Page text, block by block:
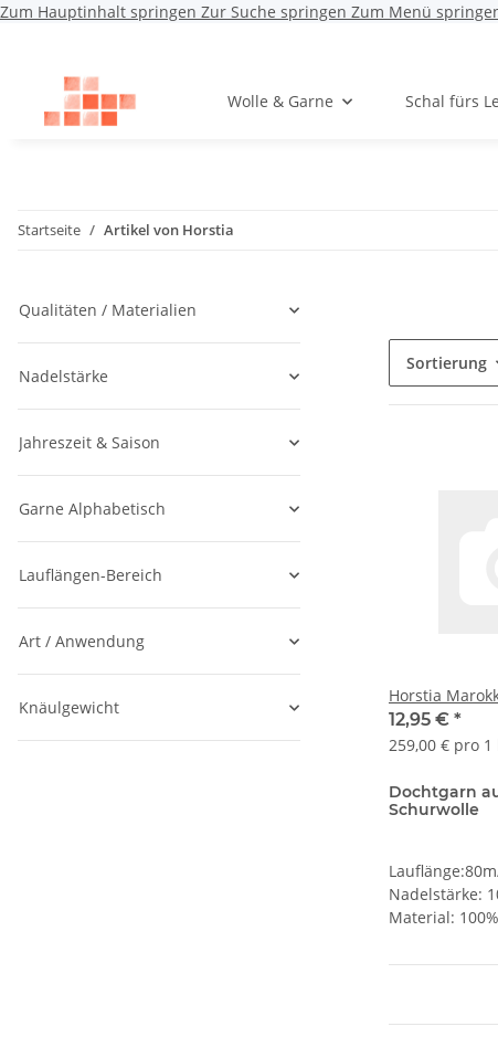
Zum Hauptinhalt springen Zur Suche springen Zum Menü
Wolle & Garne Schal fürs
Startseite Artikel von Horstia
Sortierung
Horstia
12,95 € *
259,00 € pro 1
Dochtgarn
Schurwolle
Nadelstärke:
Material:
Qualitäten / Materialien
Nadelstärke
Jahreszeit & Saison
Garne Alphabetisch
Lauflängen-Bereich
Art / Anwendung
Knäulgewicht